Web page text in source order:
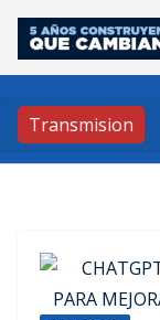
Skip
content
Transmision